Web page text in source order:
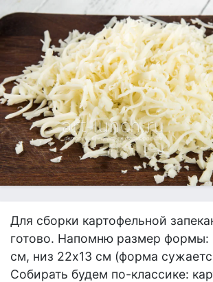
Для сборки картофельной
готово. Напомню размер формы:
см, низ 22х13 см (форма
Собирать будем по-классике: